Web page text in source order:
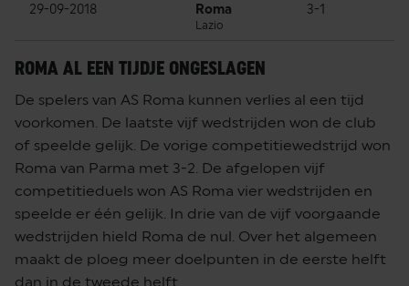
29-09-2018 Roma
Lazio
3-1
ROMA AL EEN TIJDJE ONGESLAGEN
De spelers van AS Roma kunnen verlies al een tijd
voorkomen. De laatste vijf wedstrijden won de club
of speelde gelijk. De vorige competitiewedstrijd won
Roma van Parma met 3-2. De afgelopen vijf
competitieduels won AS Roma vier wedstrijden en
speelde er één gelijk. In drie van de vijf voorgaande
wedstrijden hield Roma de nul. Over het algemeen
maakt de ploeg meer doelpunten in de eerste helft
dan in de tweede helft.